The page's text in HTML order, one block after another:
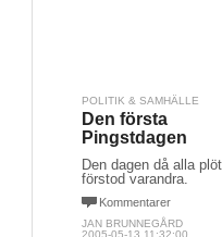
POLITIK & SAMHÄLLE
Den första
Pingstdagen
Den dagen då alla
förstod varandra.
Kommentarer
JAN BRUNNEGÅRD
2005-05-13 11:32:00